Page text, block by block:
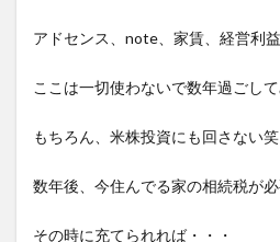
アドセンス、note、家賃、経営利益
ここは一切使わないで数年過ごして
もちろん、米株投資にも回さない笑
数年後、今住んでる家の相続税が
その時に充てられれば・・・